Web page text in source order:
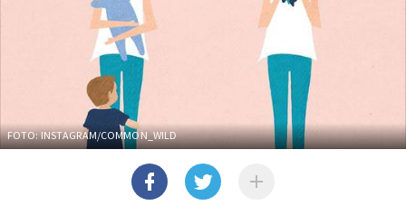
FOTO: INSTAGRAM/COMMON_WILD